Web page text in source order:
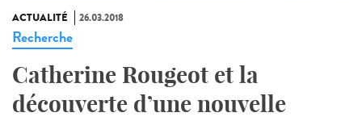
ACTUALITÉ 26.03.2018
Recherche
Catherine Rougeot et la
découverte d’une nouvelle